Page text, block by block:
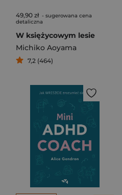
49,90 zł - sugerowana cena
detaliczna
W księżycowym lesie
Michiko Aoyama
7,2 (464)